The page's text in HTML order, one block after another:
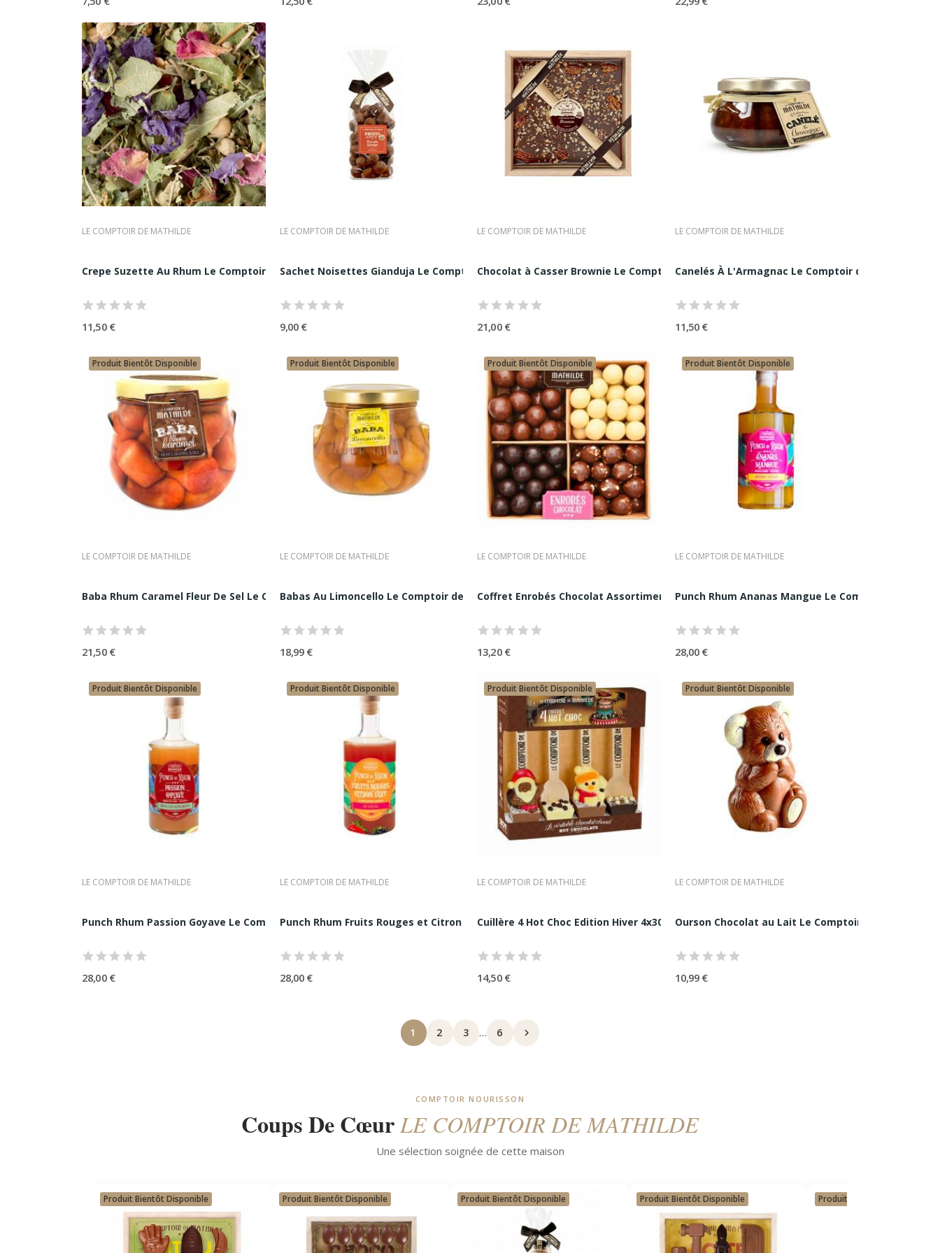
• Tartinableset produits salés gourmands
• Coffrets et assortiments cadeaux
Cette diversité permet à la maison de s’inscrire pleinement dans l’univers de l’épicerie fine contemporaine, en proposant une offre
transversale, cohérente et qualitative.
Un Univers Esthétique Immédiatement Reconnaissable
L’identité visuelle du Comptoir de Mathilde constitue l’un de ses atouts majeurs. Packaging rétro-chic, typographies élégantes,
codes graphiques inspirés des comptoirs traditionnels, chaque détail participe à une expérience de marque forte et mémorable.
Cet univers esthétique, à la fois chaleureux et soigné, renforce la dimension émotionnelle de la marque et en fait une référence
Une Marque Plébiscitée Pour Le Cadeau Et L’art De Vivre Gourmand
Le Comptoir de Mathilde s’est imposé comme une marque de référence pour les cadeaux gourmands. Coffrets, assortiments et
présentations soignées permettent de répondre à toutes les occasions, des fêtes de fin d’année aux attentions du quotidien.
Cette capacité à conjuguer qualité produit, esthétique et accessibilité constitue un levier fort de reconnaissance et de fidélisation.
Le Comptoir De Mathilde Chez Comptoir Nourisson, Une Sélection Experte,
Comptoir Nourisson propose une sélection rigoureuse de produits Le Comptoir de Mathilde, pensée pour une clientèle sensible à la
gourmandise de qualité, aux maisons françaises contemporaines et aux produits à forte valeur émotionnelle.
Notre rôle est celui d’un curateur expert : sélectionner les références emblématiques, les meilleures recettes et les formats les plus
pertinents, afin de proposer une offre cohérente, lisible et qualitative.
Choisir Le Comptoir de Mathilde chez Comptoir Nourisson, c’est bénéficier :
D’une sélection premium structurée
Par sa capacité à conjuguer tradition, générosité et modernité, Le Comptoir de Mathilde occupe une place singulière dans l’univers
grandes maisons historiques tout en incarnant une gourmandise contemporaine, accessible et qualitative.
LE COMPTOIR DE MATHILDE
Crepe Suzette Au Rhum Le Comptoir de Mathilde 270G
11,50 €
LE COMPTOIR DE MATHILDE
Sachet Noisettes Gianduja Le Comptoir de...
9,00 €
LE COMPTOIR DE MATHILDE
Chocolat à Casser Brownie Le Comptoir d...
21,00 €
LE COMPTOIR DE MATHILDE
Canelés À L'Armagnac Le Comptoir de Mathilde
11,50 €
Produit Bientôt Disponible
LE COMPTOIR DE MATHILDE
Baba Rhum Caramel Fleur De Sel Le Comptoir de...
21,50 €
Produit Bientôt Disponible
LE COMPTOIR DE MATHILDE
Babas Au Limoncello Le Comptoir de Mathilde (30...
18,99 €
Produit Bientôt Disponible
LE COMPTOIR DE MATHILDE
Coffret Enrobés Chocolat Assortiment de Perles...
13,20 €
Produit Bientôt Disponible
LE COMPTOIR DE MATHILDE
Punch Rhum Ananas Mangue Le Comptoir de
28,00 €
Produit Bientôt Disponible
LE COMPTOIR DE MATHILDE
Punch Rhum Passion Goyave Le Comptoir de Mathilde
28,00 €
Produit Bientôt Disponible
LE COMPTOIR DE MATHILDE
Punch Rhum Fruits Rouges et Citron Vert...
28,00 €
Produit Bientôt Disponible
LE COMPTOIR DE MATHILDE
Cuillère 4 Hot Choc Edition Hiver 4x30G...
14,50 €
Produit Bientôt Disponible
LE COMPTOIR DE MATHILDE
Ourson Chocolat au Lait Le Comptoir de Mathilde...
10,99 €
1 2 3 … 6 
COMPTOIR NOURISSON
Coups De Cœur LE COMPTOIR DE MATHILDE
Une sélection soignée de cette maison
Produit Bientôt Disponible Produit Bientôt Disponible Produit Bientôt Disponible Produit Bientôt Disponible Produit Bientôt Disponible